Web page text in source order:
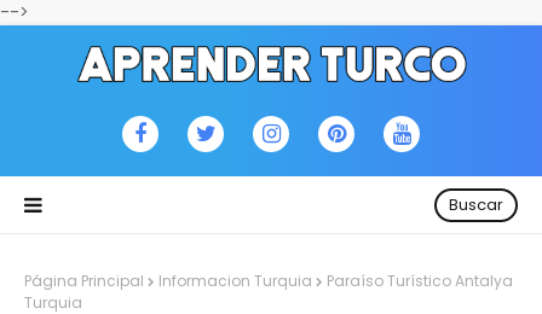
-->
Buscar
Página Principal Informacion Turquia
Paraíso Turístico Antalya
Turquia